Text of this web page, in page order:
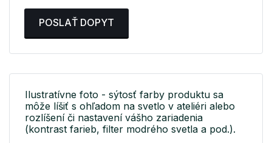
POSLAŤ DOPYT
Ilustratívne foto - sýtosť farby produktu sa
môže líšiť s ohľadom na svetlo v ateliéri alebo
rozlíšení či nastavení vášho zariadenia
(kontrast farieb, filter modrého svetla a pod.).